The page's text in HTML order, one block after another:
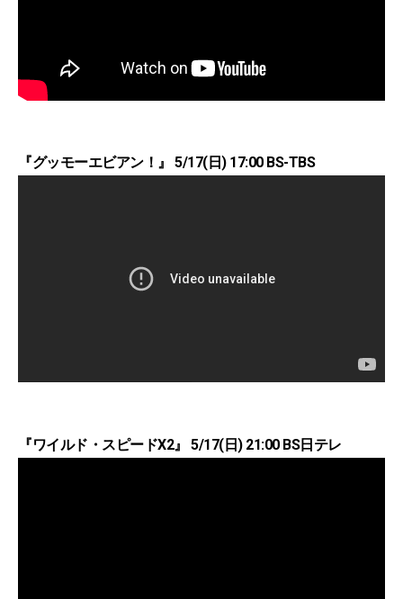
『グッモーエビアン！』 5/17(日) 17:00 BS-TBS
『ワイルド・スピードX2』 5/17(日) 21:00 BS日テレ